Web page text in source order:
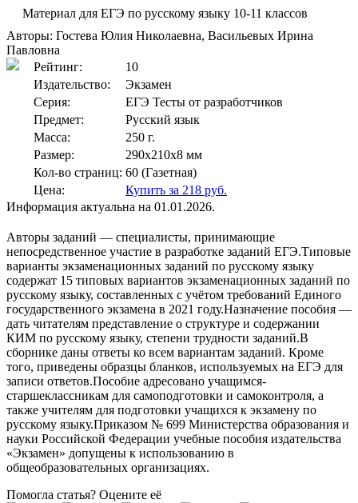
Материал для ЕГЭ по русскому языку 10-11 классов
Авторы: Гостева Юлия Николаевна, Васильевых Ирина
Павловна
Рейтинг:
10
Издательство:
Экзамен
Серия:
ЕГЭ Тесты от разработчиков
Предмет:
Русский язык
Масса:
250 г.
Размер:
290x210x8 мм
Кол-во страниц: 60 (Газетная)
Цена:
Купить за 218 руб.
Информация актуальна на 01.01.2026.
Авторы заданий — специалисты, принимающие
непосредственное участие в разработке заданий ЕГЭ.Типовые
варианты экзаменационных заданий по русскому языку
содержат 15 типовых вариантов экзаменационных заданий по
русскому языку, составленных с учётом требований Единого
государственного экзамена в 2021 году.Назначение пособия —
дать читателям представление о структуре и содержании
КИМ по русскому языку, степени трудности заданий.В
сборнике даны ответы ко всем вариантам заданий. Кроме
того, приведены образцы бланков, используемых на ЕГЭ для
записи ответов.Пособие адресовано учащимся-
старшеклассникам для самоподготовки и самоконтроля, а
также учителям для подготовки учащихся к экзамену по
русскому языку.Приказом № 699 Министерства образования и
науки Российской Федерации учебные пособия издательства
«Экзамен» допущены к использованию в
общеобразовательных организациях.
Помогла статья? Оцените её